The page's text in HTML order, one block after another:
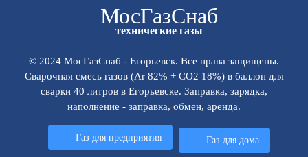
МосГазСнаб
технические газы
© 2024 МосГазСнаб - Егорьевск. Все права защищены.
Сварочная смесь газов (Ar 82% + CO2 18%) в баллон для
сварки 40 литров в Егорьевске. Заправка, зарядка,
наполнение - заправка, обмен, аренда.
Газ для предприятия Газ для дома